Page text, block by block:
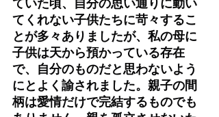
てくれない子供たちに苛々するこ
とが多々ありましたが、私の母に
子供は天から預かっている存在
で、自分のものだと思わないよう
にとよく諭されました。親子の間
柄は愛情だけで完結するものでも